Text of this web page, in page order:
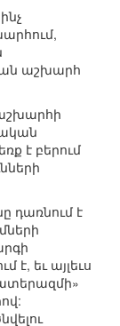
աշխարհ
է բերում
դառնում է
է, եւ այլեւս